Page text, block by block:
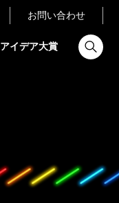
お問い合わせ
アイデア大賞